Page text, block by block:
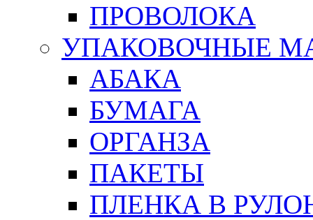
ПРОВОЛОКА
УПАКОВОЧНЫЕ
АБАКА
БУМАГА
ОРГАНЗА
ПАКЕТЫ
ПЛЕНКА В